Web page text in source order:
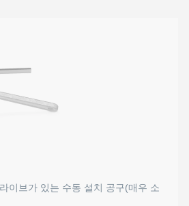
이브가 있는 수동 설치 공구(매우 소